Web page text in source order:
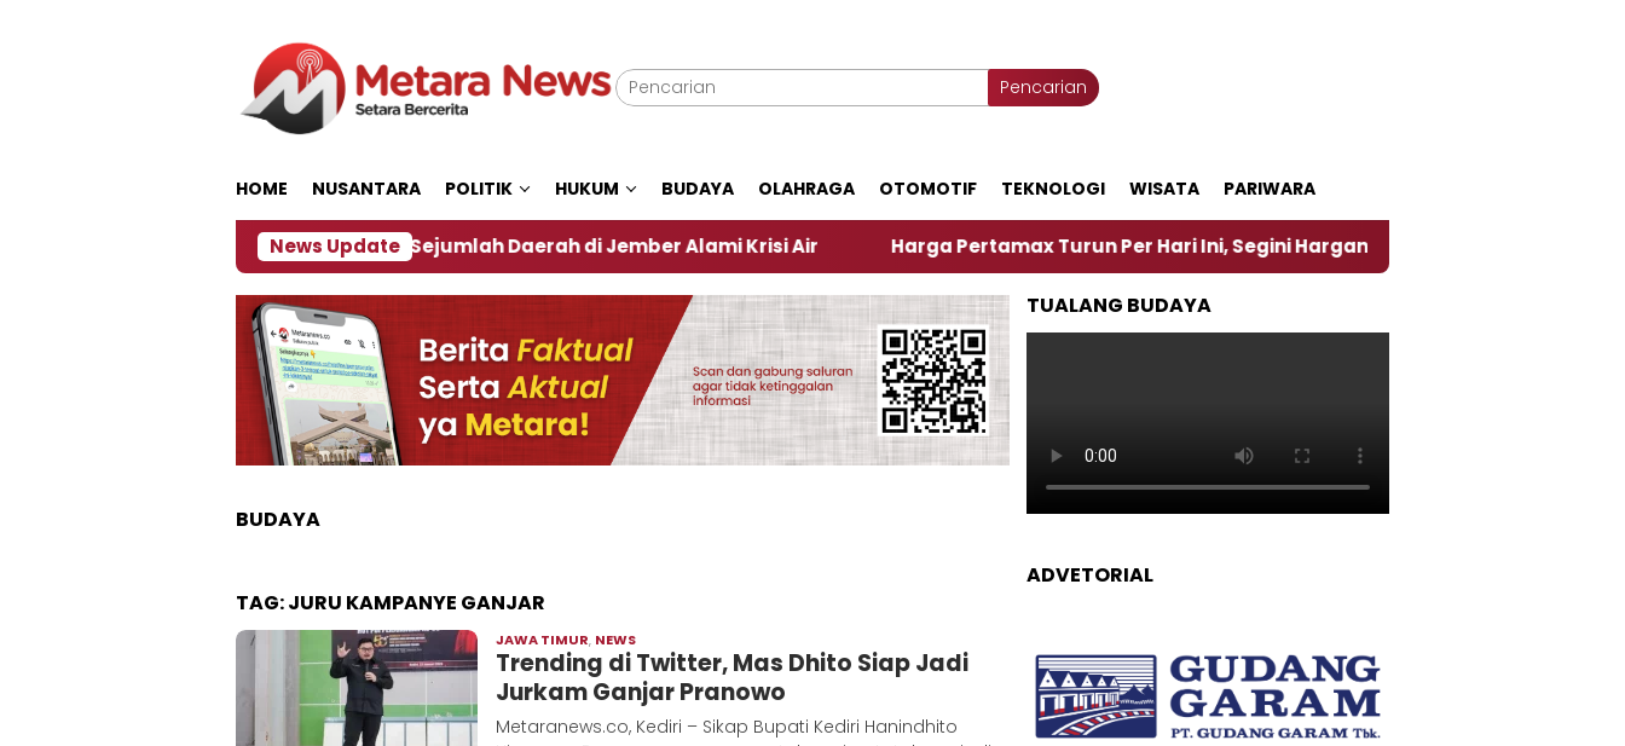
Pencarian
HOME NUSANTARA POLITIK HUKUM BUDAYA OLAHRAGA OTOMOTIF TEKNOLOGI WISATA PARIWARA
News Update
Dampak El Nino, Sejumlah Daerah di Jember Alami Krisi Air Harga Pertamax Turun Per Hari Ini, Segini Harganya ‎Nasirun Maestro Lukis
BUDAYA
TAG:JURU KAMPANYE GANJAR
JAWA TIMUR, NEWS
Trending di Twitter, Mas Dhito Siap Jadi
Jurkam Ganjar Pranowo
Metaranews.co, Kediri – Sikap Bupati Kediri Hanindhito
TUALANG BUDAYA
ADVETORIAL